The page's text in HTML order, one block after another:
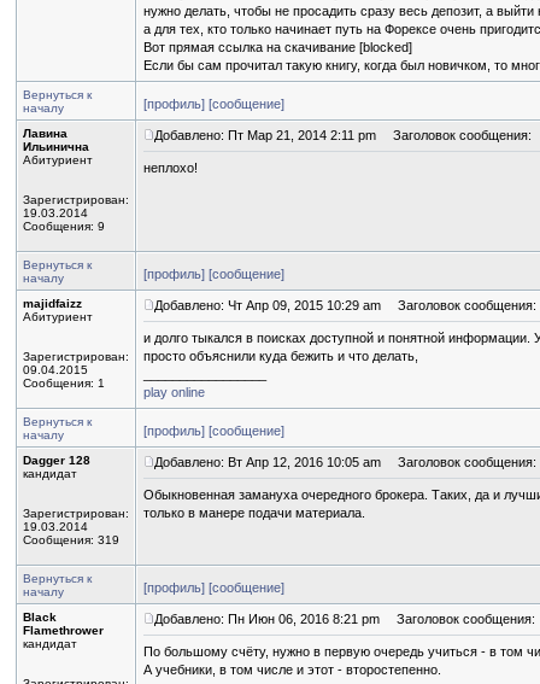
нужно делать, чтобы не просадить сразу весь депозит, а
а для тех, кто только начинает путь на Форексе очень
Вот прямая ссылка на скачивание [blocked]
Если бы сам прочитал такую книгу, когда был новичком, то
Вернуться к
началу
[профиль] [сообщение]
Лавина
Ильинична
Абитуриент
Зарегистрирован:
19.03.2014
Сообщения: 9
Добавлено: Пт Мар 21, 2014 2:11 pm Заголовок сообщения:
неплохо!
Вернуться к
началу
[профиль] [сообщение]
majidfaizz
Абитуриент
Зарегистрирован:
09.04.2015
Сообщения: 1
Добавлено: Чт Апр 09, 2015 10:29 am Заголовок сообщения:
и долго тыкался в поисках доступной и понятной
просто объяснили куда бежить и что делать,
play online
Вернуться к
началу
[профиль] [сообщение]
Dagger 128
кандидат
Зарегистрирован:
19.03.2014
Сообщения: 319
Добавлено: Вт Апр 12, 2016 10:05 am Заголовок сообщения:
Обыкновенная замануха очередного брокера. Таких, да и
только в манере подачи материала.
Вернуться к
началу
[профиль] [сообщение]
Black
Flamethrower
кандидат
Добавлено: Пн Июн 06, 2016 8:21 pm Заголовок сообщения:
По большому счёту, нужно в первую очередь учиться - в том
А учебники, в том числе и этот - второстепенно.